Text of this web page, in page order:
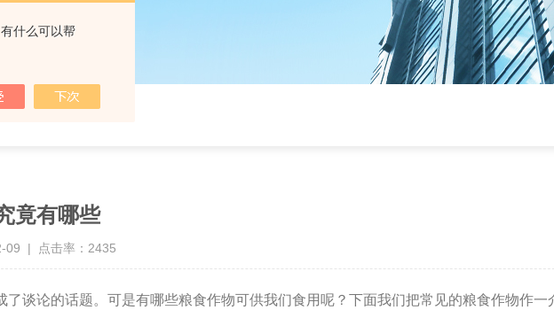
什么可以帮
竟有哪些
09 | 点击率：2435
谈论的话题。可是有哪些粮食作物可供我们食用呢？下面我们把常见的粮食作物作一